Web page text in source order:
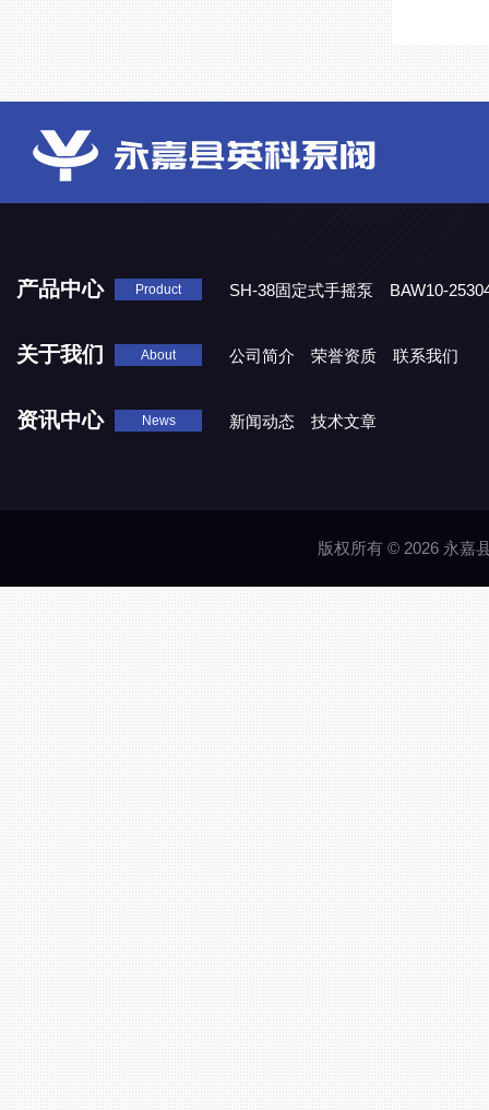
产品中心 Product SH-38固定式手摇泵
BAW10-
关于我们 About 公司简介 荣誉资质 联系我们
资讯中心 News 新闻动态 技术文章
版权所有 © 2026 永嘉